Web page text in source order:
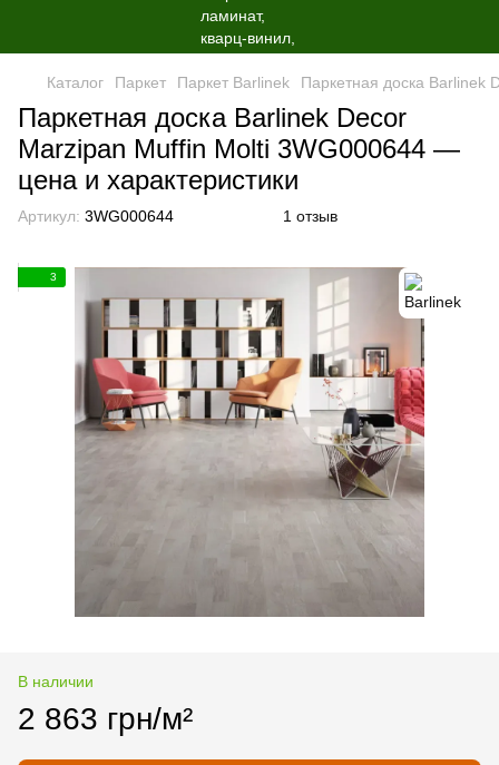
Каталог Паркет Паркет Barlinek Паркетная доска Barlinek
Паркетная доска Barlinek Decor
Marzipan Muffin Molti 3WG000644 —
цена и характеристики
Артикул: 3WG000644 1 отзыв
3
В наличии
2 863 грн/м²